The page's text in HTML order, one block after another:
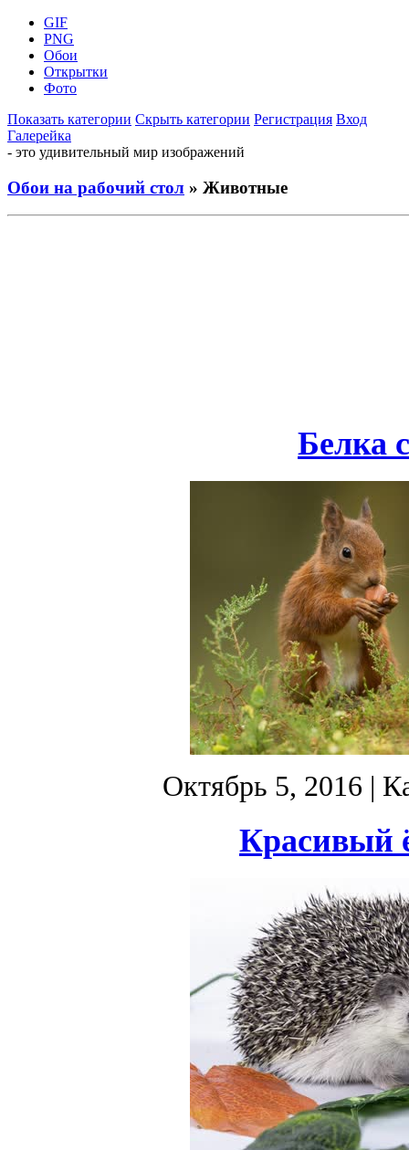
GIF
PNG
Обои
Открытки
Фото
Показать категории Скрыть категории Регистрация Вход
Галерейка
- это удивительный мир изображений
Обои на рабочий стол » Животные
Белка
Октябрь 5, 2016 |
Красивый